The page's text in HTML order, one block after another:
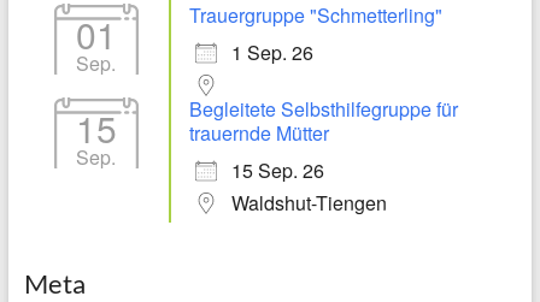
01
Sep.
Trauergruppe "Schmetterling"
1 Sep. 26
15
Sep.
Begleitete Selbsthilfegruppe für
trauernde Mütter
15 Sep. 26
Waldshut-Tiengen
Meta